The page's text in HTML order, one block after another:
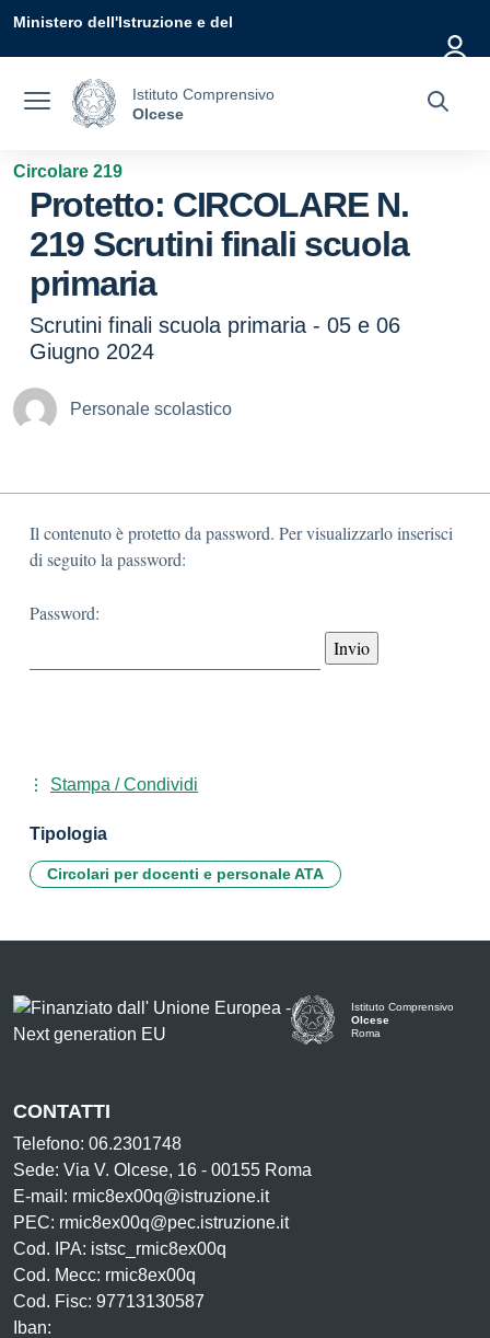
Ministero dell'Istruzione e del
Istituto Comprensivo
Olcese
Circolare 219
Protetto: CIRCOLARE N.
219 Scrutini finali scuola
primaria
Scrutini finali scuola primaria - 05 e 06
Giugno 2024
Personale scolastico
Il contenuto è protetto da password. Per visualizzarlo inserisci
di seguito la password:
Password:
Stampa / Condividi
Tipologia
Circolari per docenti e personale ATA
Istituto Comprensivo
Olcese
Roma
CONTATTI
Telefono: 06.2301748
Sede: Via V. Olcese, 16 - 00155 Roma
E-mail: rmic8ex00q@istruzione.it
PEC: rmic8ex00q@pec.istruzione.it
Cod. IPA: istsc_rmic8ex00q
Cod. Mecc: rmic8ex00q
Cod. Fisc: 97713130587
Iban: